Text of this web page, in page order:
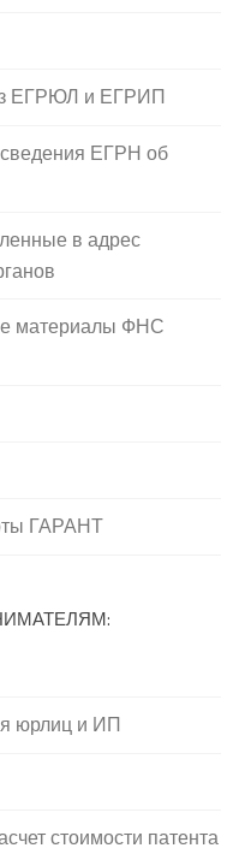
ЕГРЮЛ и ЕГРИП
ЕГРН об
в адрес
материалы ФНС
ГАРАНТ
юрлиц и ИП
стоимости патента